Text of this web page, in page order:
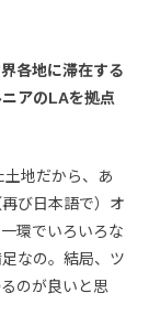
各地に滞在する
アのLAを拠点
地だから、あ
び日本語で）オ
環でいろいろな
なの。結局、ツ
のが良いと思